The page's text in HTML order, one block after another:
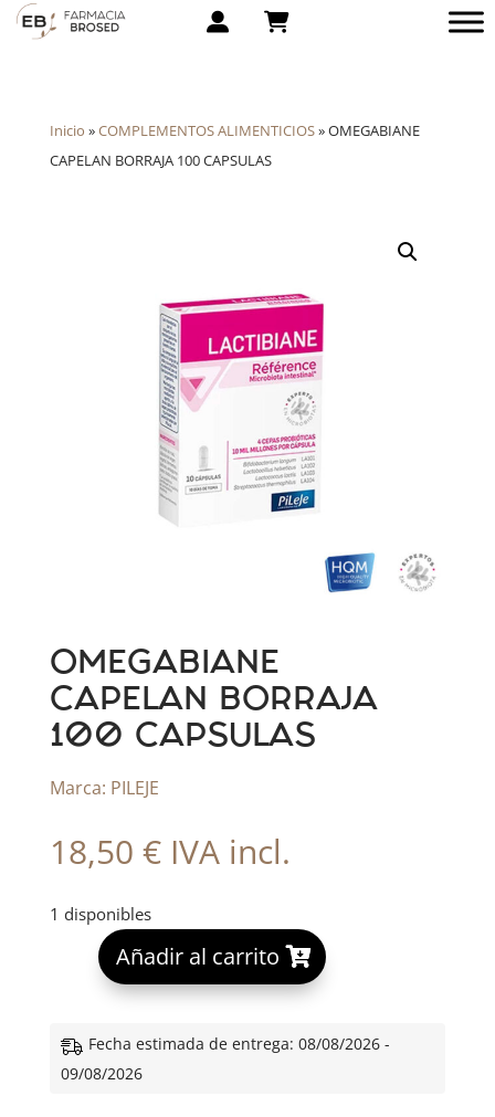
Inicio »COMPLEMENTOS ALIMENTICIOS»OMEGABIANE
CAPELAN BORRAJA 100 CAPSULAS
OMEGABIANE
CAPELAN BORRAJA
100 CAPSULAS
Marca: PILEJE
18,50 € IVA incl.
1 disponibles
Añadir al carrito
A
e
Fecha estimada de entrega: 08/08/2026 -
09/08/2026